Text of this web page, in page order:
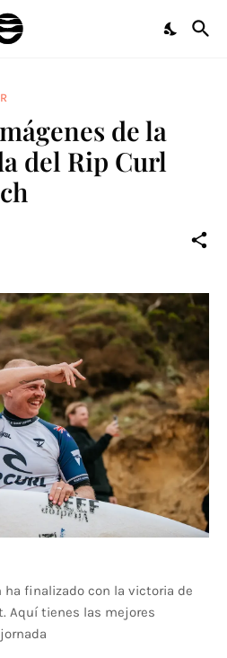
de la
del Rip Curl
ha finalizado con la victoria de
Aquí tienes las mejores